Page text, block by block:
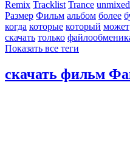
Remix Tracklist Trance unmixed
Размер Фильм альбом более
когда которые который может
скачать только
Показать все теги
скачать фильм